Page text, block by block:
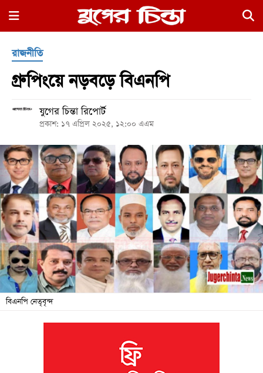
×
হোম
রাজনীতি
নগর
জুড়ে
নগরের
বাইরে
আদালতপাড়া
জনদুর্ভোগ
বিশেষ
রাজনীতি
গ্রুপিংয়ে নড়বড়ে বিএনপি
যুগের চিন্তা রিপোর্ট
প্রকাশ: ১৭ এপ্রিল ২০২৫, ১২:০০ এএম
বিএনপি নেতৃবৃন্দ